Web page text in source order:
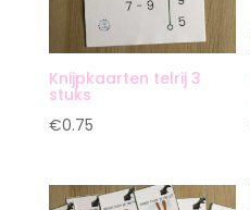
Knijpkaarten telrij 3
stuks
€0.75